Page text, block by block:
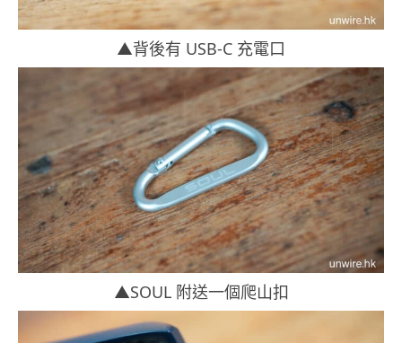
▲背後有 USB-C 充電口
▲SOUL 附送一個爬山扣